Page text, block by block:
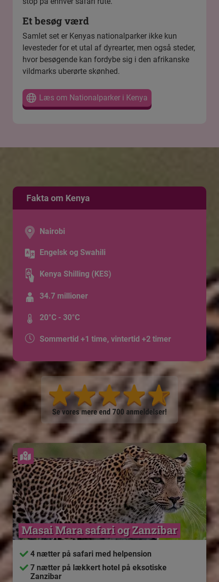
Et besøg værd
Samlet set er Kenyas nationalparker ikke kun
levesteder for et utal af dyrearter, men også steder,
hvor besøgende kan fordybe sig i den afrikanske
vildmarks uberørte skønhed.
Læs om Nationalparker i Kenya
Fakta om Kenya
Nairobi
Engelsk og Swahili
Kenya Shilling (KES)
34.7 millioner
20°C - 30°C
Sommertid +1 time, vintertid +2 timer
Se kort
Masai Mara safari og Zanzibar
4 nætter på safari med helpension
7 nætter på lækkert hotel på eksotiske
Zanzibar